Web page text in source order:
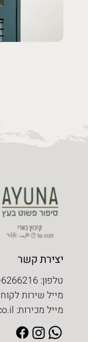
יצירת קשר
טלפון: 054-6266216
מייל שירות
מייל מכירות: